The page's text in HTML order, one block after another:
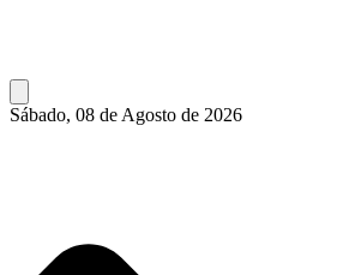
Sábado, 08 de Agosto de 2026